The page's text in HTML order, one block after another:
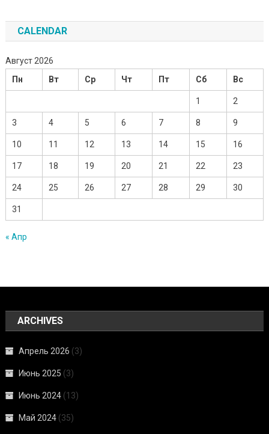
CALENDAR
Август 2026
Пн
Вт Ср Чт Пт Сб Вс
1 2
3 4 5 6 7 8 9
10 11 12 13 14 15 16
17 18 19 20 21 22 23
24 25 26 27 28 29 30
31
« Апр
ARCHIVES
Апрель 2026 (3)
Июнь 2025 (3)
Июнь 2024 (13)
Май 2024 (35)